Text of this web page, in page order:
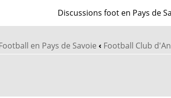
Discussions foot en Pays de
en Pays de Savoie ‹ Football Club